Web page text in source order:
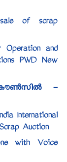
of scrap
Operation and
PWD New
-
International
Auction
with Voice